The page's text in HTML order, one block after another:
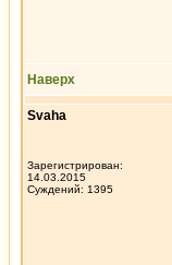
Наверх
Svaha
Зарегистрирован:
14.03.2015
Суждений: 1395